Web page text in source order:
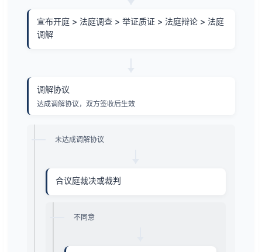
宣布开庭 > 法庭调查 > 举证质证 > 法庭辩论 > 法庭
调解
调解协议
达成调解协议，双方签收后生效
未达成调解协议
合议庭裁决或裁判
不同意